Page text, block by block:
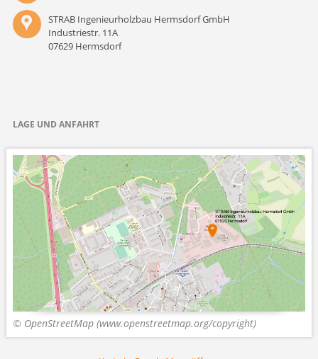
STRAB Ingenieurholzbau Hermsdorf GmbH
Industriestr. 11A
07629 Hermsdorf
LAGE UND ANFAHRT
© OpenStreetMap (www.openstreetmap.org/copyright)